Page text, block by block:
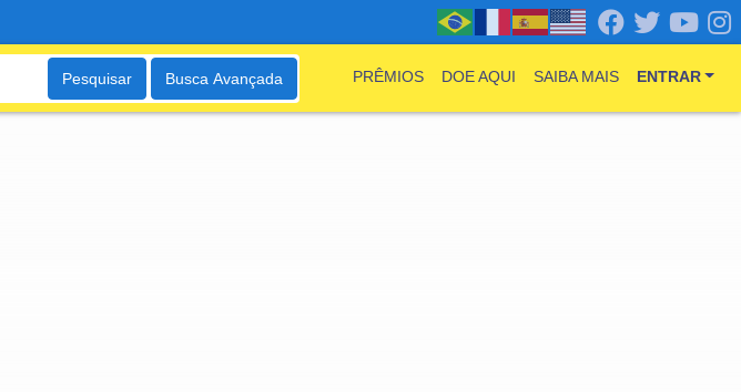
Pesquisar Busca Avançada PRÊMIOS DOE AQUI SAIBA MAIS ENTRAR